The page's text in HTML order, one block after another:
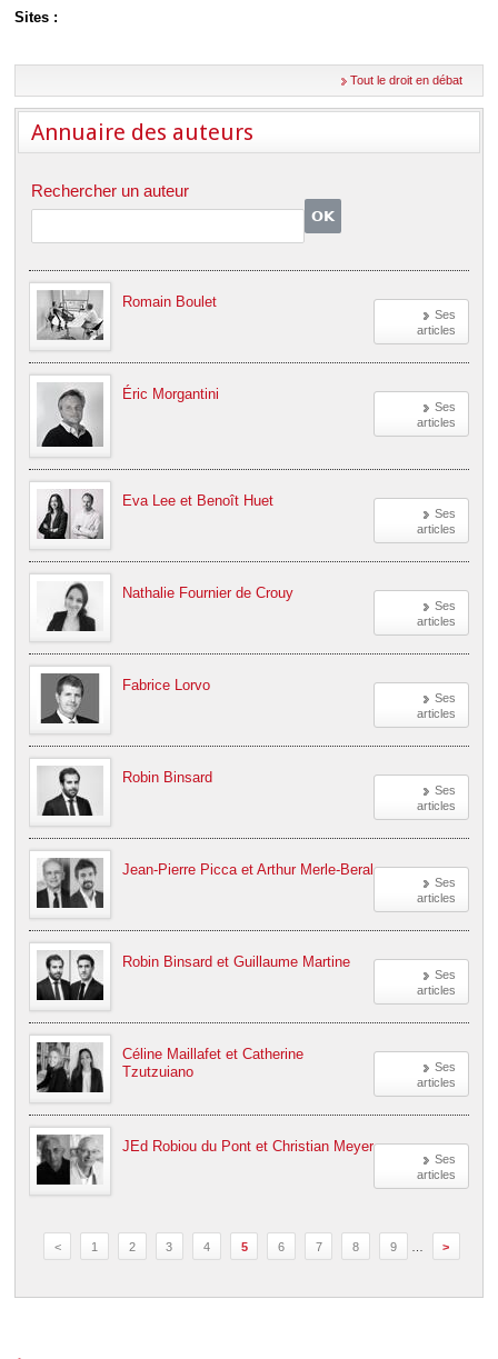
Sites :
Tout le droit en débat
Annuaire des auteurs
Rechercher un auteur
Ses
articles
Romain Boulet
Ses
articles
Éric Morgantini
Ses
articles
Eva Lee et Benoît Huet
Ses
articles
Nathalie Fournier de Crouy
Ses
articles
Fabrice Lorvo
Ses
articles
Robin Binsard
Ses
articles
Jean-Pierre Picca et Arthur Merle-Beral
Ses
articles
Robin Binsard et Guillaume Martine
Ses
articles
Céline Maillafet et Catherine
Tzutzuiano
Ses
articles
JEd Robiou du Pont et Christian Meyer
< 1 2 3 4 5 6 7 8 9 >